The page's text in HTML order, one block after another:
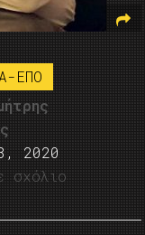
ΕΠΟ
2020
σχόλιο